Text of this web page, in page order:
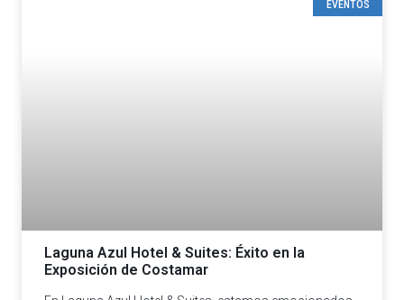
EVENTOS
Laguna Azul Hotel & Suites: Éxito en la
Exposición de Costamar